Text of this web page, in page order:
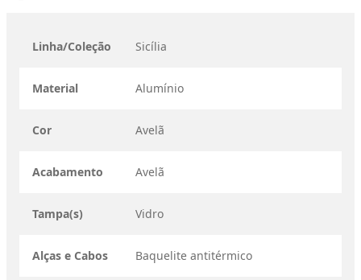
Linha/Coleção Sicília
Material Alumínio
Cor Avelã
Acabamento Avelã
Tampa(s) Vidro
Alças e Cabos Baquelite antitérmico